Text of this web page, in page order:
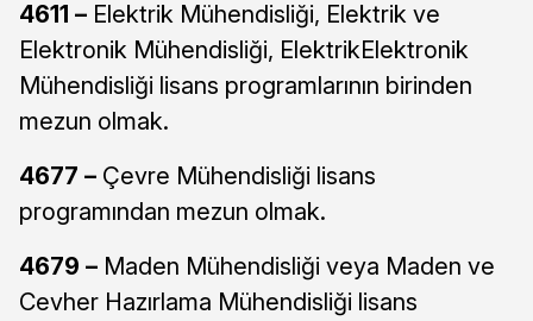
4611 – Elektrik Mühendisliği, Elektrik ve
Elektronik Mühendisliği, ElektrikElektronik
Mühendisliği lisans programlarının birinden
mezun olmak.
4677 – Çevre Mühendisliği lisans
programından mezun olmak.
4679 – Maden Mühendisliği veya Maden ve
Cevher Hazırlama Mühendisliği lisans